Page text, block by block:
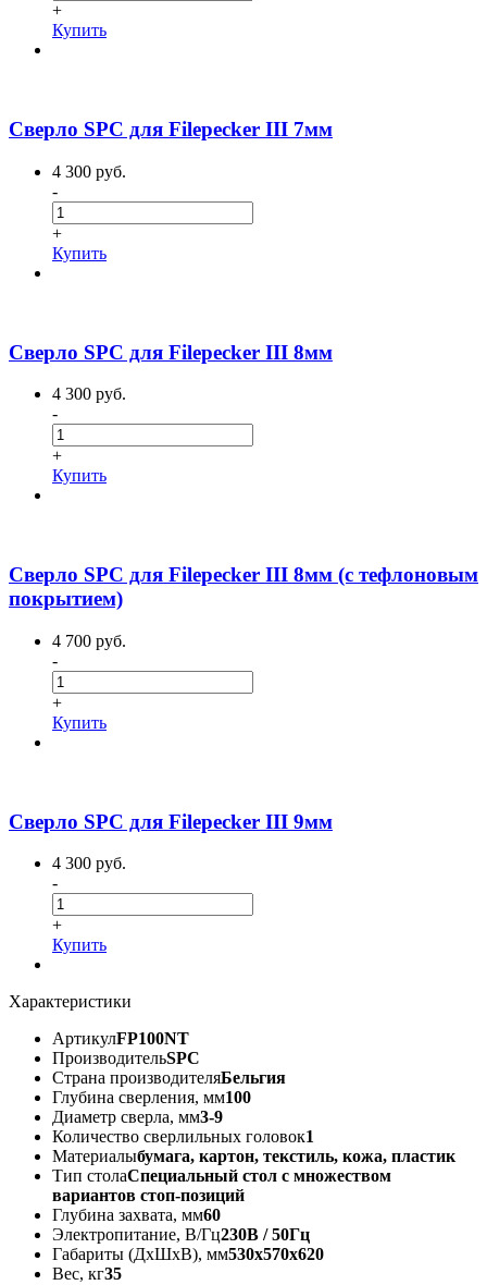
+
Купить
Сверло SPC для Filepecker III 7мм
4 300 руб.
-
+
Купить
Сверло SPC для Filepecker III 8мм
4 300 руб.
-
+
Купить
Сверло SPC для Filepecker III 8мм (с тефлоновым
покрытием)
4 700 руб.
-
+
Купить
Сверло SPC для Filepecker III 9мм
4 300 руб.
-
+
Купить
Характеристики
АртикулFP100NT
ПроизводительSPC
Страна производителяБельгия
Глубина сверления, мм100
Диаметр сверла, мм3-9
Количество сверлильных головок1
Материалыбумага, картон, текстиль, кожа, пластик
Тип столаСпециальный стол с множеством
вариантов стоп-позиций
Глубина захвата, мм60
Электропитание, В/Гц230В / 50Гц
Габариты (ДхШхВ), мм530x570x620
Вес, кг35